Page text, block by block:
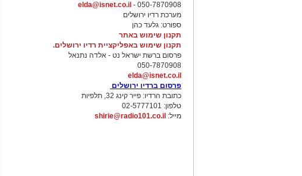
050-7870908 -
elda@isnet.co.il
מערכת רדיו ירושלים
ספורט: גלעד כהן
תקנון שימוש באתר
תקנון שימוש באפליקציית רדיו ירושלים.
פרסום ברשת ישראל נט - אלדה נתנאל
050-7870908
elda@isnet.co.il
פרסום ברדיו ירושלים
כתובת הרדיו: פייר קינג 32, תלפיות
טלפון: 02-5777101
מייל: shirie@radio101.co.il